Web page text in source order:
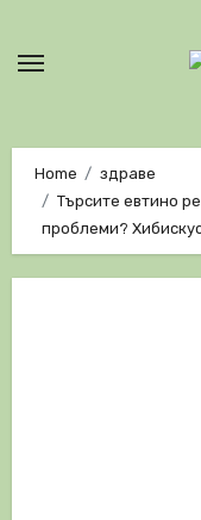
Home
здраве
Търсите евтино
проблеми?